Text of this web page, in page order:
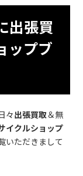
出張買
ップブ
々出張買取＆無
イクルショップ
いただきまして